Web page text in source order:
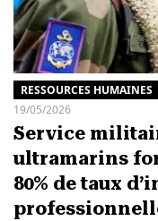
RESSOURCES HUMAINES
19/05/2026
Service
ultramarins
80% de taux